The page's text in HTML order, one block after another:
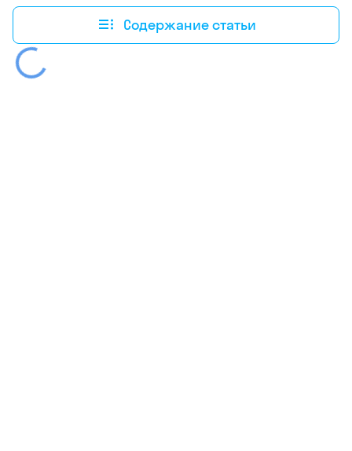
Содержание статьи